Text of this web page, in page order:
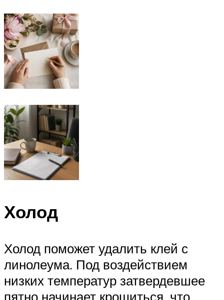
Холод
Холод поможет удалить клей с
линолеума. Под воздействием
низких температур затвердевшее
пятно начинает крошиться, что